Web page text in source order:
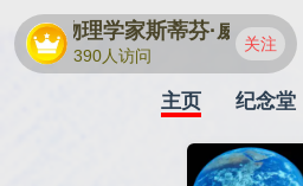
名物理学家斯蒂芬·威廉·霍金
390人访问
关注
主页 纪念堂